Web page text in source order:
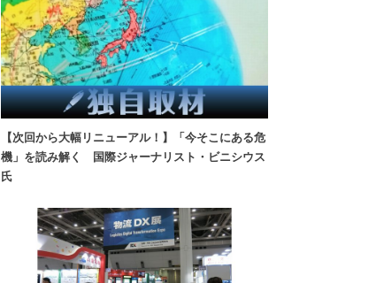
【次回から大幅リニューアル！】「今そこにある危
機」を読み解く 国際ジャーナリスト・ビニシウス
氏